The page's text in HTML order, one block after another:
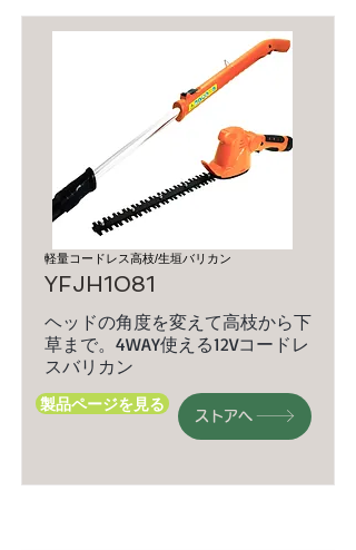
軽量コードレス高枝/生垣バリカン
YFJH1081
ヘッドの角度を変えて高枝から下
草まで。4WAY使える12Vコードレ
スバリカン
製品ページを見る
ストアへ